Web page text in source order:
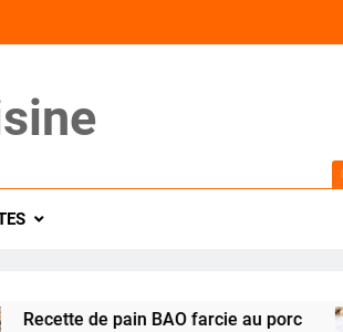
pain BAO farcie au porc